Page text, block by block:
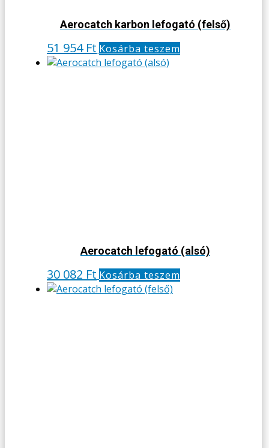
Aerocatch karbon lefogató (felső)
51 954 Ft Kosárba teszem
Aerocatch lefogató (alsó)
30 082 Ft Kosárba teszem